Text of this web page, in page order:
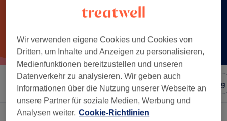
Sortieren nach Salons Expressangebote Bewertung
Ein Salon, der anbietet:
Wir verwenden eigene Cookies und Cookies von
Dritten, um Inhalte und Anzeigen zu personalisieren,
Medienfunktionen bereitzustellen und unseren
Datenverkehr zu analysieren. Wir geben auch
Informationen über die Nutzung unserer Webseite an
unsere Partner für soziale Medien, Werbung und
Analysen weiter. Cookie-Richtlinien